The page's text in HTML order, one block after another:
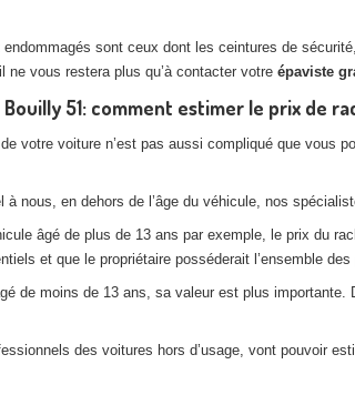
sont ceux dont les ceintures de
ne vous restera plus qu’à contacter votre épaviste
51: comment estimer le prix de
votre voiture n’est pas aussi compliqué que vous
à nous, en dehors de l’âge du véhicule, nos
âgé de plus de 13 ans par exemple, le prix du
et que le propriétaire posséderait l’ensemble des
de moins de 13 ans, sa valeur est plus
des voitures hors d’usage, vont pouvoir